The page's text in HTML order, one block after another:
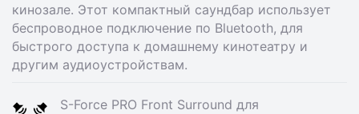
кинозале. Этот компактный саундбар использует
беспроводное подключение по Bluetooth, для
быстрого доступа к домашнему кинотеатру и
другим аудиоустройствам.
S-Force PRO Front Surround для